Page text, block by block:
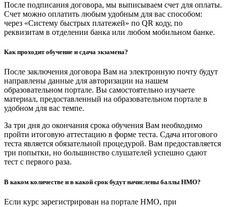
После подписания договора, мы выписываем счет для оплаты.
Счет можно оплатить любым удобным для вас способом:
через «Систему быстрых платежей» по QR коду, по
реквизитам в отделении банка или любом мобильном банке.
Как проходит обучение и сдача экзамена?
После заключения договора Вам на электронную почту будут
направлены данные для авторизации на нашем
образовательном портале. Вы самостоятельно изучаете
материал, предоставленный на образовательном портале в
удобном для вас темпе.
За три дня до окончания срока обучения Вам необходимо
пройти итоговую аттестацию в форме теста. Сдача итогового
теста является обязательной процедурой. Вам предоставляется
три попытки, но большинство слушателей успешно сдают
тест с первого раза.
В каком количестве и в какой срок будут начислены баллы НМО?
Если курс зарегистрирован на портале НМО, при